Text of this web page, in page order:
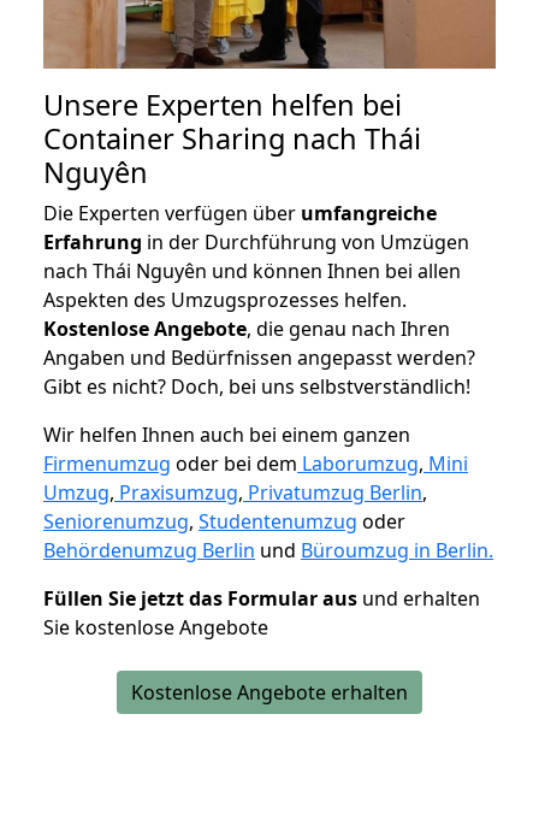
Unsere Experten helfen bei
Container Sharing nach Thái
Nguyên
Die Experten verfügen über umfangreiche
Erfahrung in der Durchführung von Umzügen
nach Thái Nguyên und können Ihnen bei allen
Aspekten des Umzugsprozesses helfen.
Kostenlose Angebote, die genau nach Ihren
Angaben und Bedürfnissen angepasst werden?
Gibt es nicht? Doch, bei uns selbstverständlich!
Wir helfen Ihnen auch bei einem ganzen
Firmenumzug oder bei dem Laborumzug, Mini
Umzug, Praxisumzug, Privatumzug Berlin,
Seniorenumzug, Studentenumzug oder
Behördenumzug Berlin und Büroumzug in Berlin.
Füllen Sie jetzt das Formular aus und erhalten
Sie kostenlose Angebote
Kostenlose Angebote erhalten